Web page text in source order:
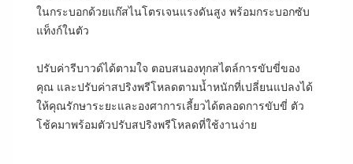
ในกระบอกด้วยแก๊สไนโตรเจนแรงดันสูง พร้อมกระบอกซับ
แท็งก์ในตัว
ปรับค่ารีบาวด์ได้ตามใจ ตอบสนองทุกสไตล์การขับขี่ของ
คุณ และปรับค่าสปริงพรีโหลดตามน้ำหนักที่เปลี่ยนแปลงได้
ให้คุณรักษาระยะและองศาการเลี้ยวได้ตลอดการขับขี่ ตัว
โช้คมาพร้อมตัวปรับสปริงพรีโหลดที่ใช้งานง่าย